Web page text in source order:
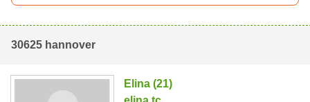
30625 hannover
Elina (21)